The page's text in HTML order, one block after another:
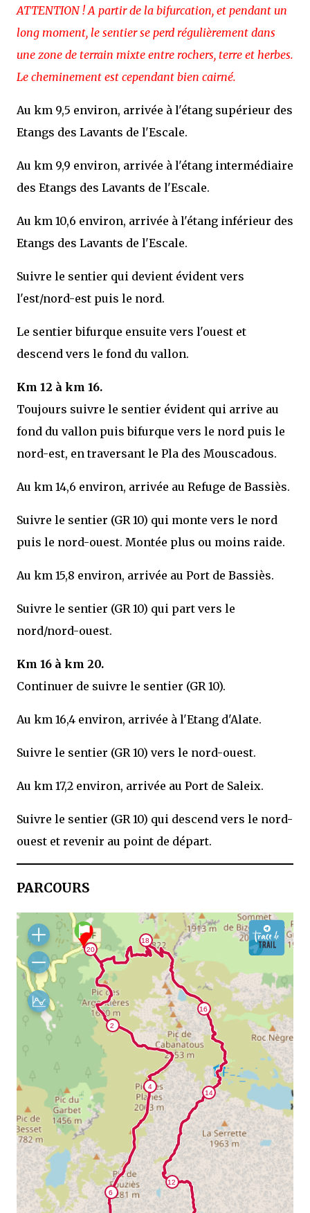
ATTENTION ! A partir de la bifurcation, et pendant un
long moment, le sentier se perd régulièrement dans
une zone de terrain mixte entre rochers, terre et herbes.
Le cheminement est cependant bien cairné.
Au km 9,5 environ, arrivée à l'étang supérieur des
Etangs des Lavants de l'Escale.
Au km 9,9 environ, arrivée à l'étang intermédiaire
des Etangs des Lavants de l'Escale.
Au km 10,6 environ, arrivée à l'étang inférieur des
Etangs des Lavants de l'Escale.
Suivre le sentier qui devient évident vers
l'est/nord-est puis le nord.
Le sentier bifurque ensuite vers l'ouest et
descend vers le fond du vallon.
Km 12 à km 16.
Toujours suivre le sentier évident qui arrive au
fond du vallon puis bifurque vers le nord puis le
nord-est, en traversant le Pla des Mouscadous.
Au km 14,6 environ, arrivée au Refuge de Bassiès.
Suivre le sentier (GR 10) qui monte vers le nord
puis le nord-ouest. Montée plus ou moins raide.
Au km 15,8 environ, arrivée au Port de Bassiès.
Suivre le sentier (GR 10) qui part vers le
nord/nord-ouest.
Km 16 à km 20.
Continuer de suivre le sentier (GR 10).
Au km 16,4 environ, arrivée à l'Etang d'Alate.
Suivre le sentier (GR 10) vers le nord-ouest.
Au km 17,2 environ, arrivée au Port de Saleix.
Suivre le sentier (GR 10) qui descend vers le nord-
ouest et revenir au point de départ.
PARCOURS